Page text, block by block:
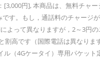
円], 本商品は、無料チャ
す。もし，通話料のチャー
って異なりますが，2～3円
高です（国際電話は異なり
（4Gケータイ）専用パケッ